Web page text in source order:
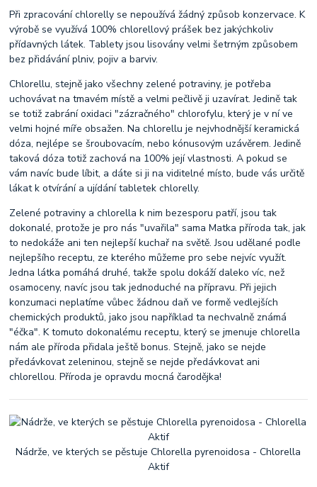
Při zpracování chlorelly se nepoužívá žádný způsob konzervace. K
výrobě se využívá 100% chlorellový prášek bez jakýchkoliv
přídavných látek. Tablety jsou lisovány velmi šetrným způsobem
bez přidávání plniv, pojiv a barviv.
Chlorellu, stejně jako všechny zelené potraviny, je potřeba
uchovávat na tmavém místě a velmi pečlivě ji uzavírat. Jedině tak
se totiž zabrání oxidaci "zázračného" chlorofylu, který je v ní ve
velmi hojné míře obsažen. Na chlorellu je nejvhodnější keramická
dóza, nejlépe se šroubovacím, nebo kónusovým uzávěrem. Jedině
taková dóza totiž zachová na 100% její vlastnosti. A pokud se
vám navíc bude líbit, a dáte si ji na viditelné místo, bude vás určitě
lákat k otvírání a ujídání tabletek chlorelly.
Zelené potraviny a chlorella k nim bezesporu patří, jsou tak
dokonalé, protože je pro nás "uvařila" sama Matka příroda tak, jak
to nedokáže ani ten nejlepší kuchař na světě. Jsou udělané podle
nejlepšího receptu, ze kterého můžeme pro sebe nejvíc využít.
Jedna látka pomáhá druhé, takže spolu dokáží daleko víc, než
osamoceny, navíc jsou tak jednoduché na přípravu. Při jejich
konzumaci neplatíme vůbec žádnou daň ve formě vedlejších
chemických produktů, jako jsou například ta nechvalně známá
"éčka". K tomuto dokonalému receptu, který se jmenuje chlorella
nám ale příroda přidala ještě bonus. Stejně, jako se nejde
předávkovat zeleninou, stejně se nejde předávkovat ani
chlorellou. Příroda je opravdu mocná čarodějka!
Nádrže, ve kterých se pěstuje Chlorella pyrenoidosa - Chlorella
Aktif